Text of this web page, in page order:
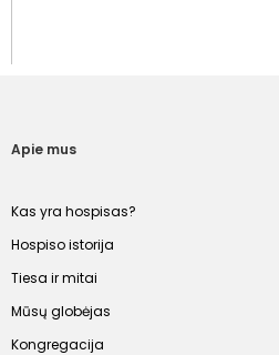
Apie mus
Kas yra hospisas?
Hospiso istorija
Tiesa ir mitai
Mūsų globėjas
Kongregacija